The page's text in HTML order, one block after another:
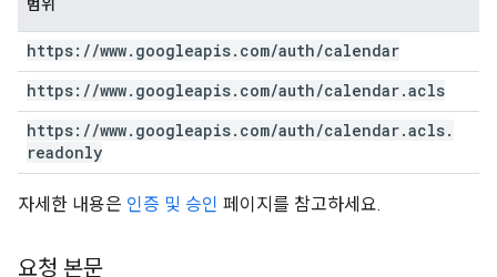
범위
https: //www. googleapis. com/auth/calendar
https: //www. googleapis. com/auth/calendar.acls
https: //www. googleapis. com/auth/calendar.acls.
readonly
자세한 내용은 인증 및 승인 페이지를 참고하세요.
요청 본문